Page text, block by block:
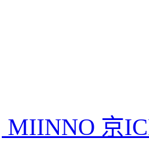
MIINNO 京